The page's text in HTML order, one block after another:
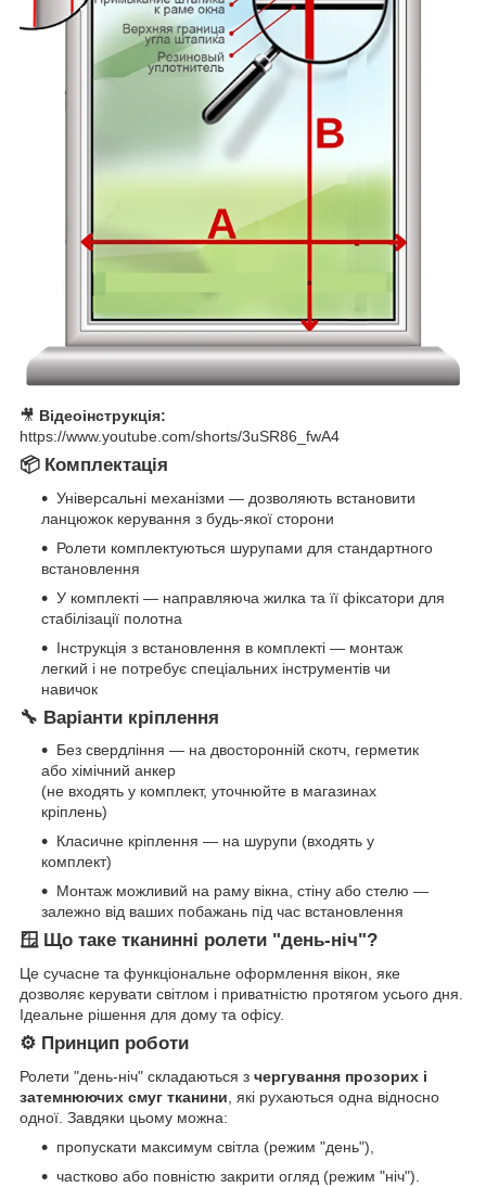
🎥 Відеоінструкція:
https://www.youtube.com/shorts/3uSR86_fwA4
📦 Комплектація
Універсальні механізми — дозволяють встановити
ланцюжок керування з будь-якої сторони
Ролети комплектуються шурупами для стандартного
встановлення
У комплекті — направляюча жилка та її фіксатори для
стабілізації полотна
Інструкція з встановлення в комплекті — монтаж
легкий і не потребує спеціальних інструментів чи
навичок
🔧 Варіанти кріплення
Без свердління — на двосторонній скотч, герметик
або хімічний анкер
(не входять у комплект, уточнюйте в магазинах
кріплень)
Класичне кріплення — на шурупи (входять у
комплект)
Монтаж можливий на раму вікна, стіну або стелю —
залежно від ваших побажань під час встановлення
🪟 Що таке тканинні ролети "день-ніч"?
Це сучасне та функціональне оформлення вікон, яке
дозволяє керувати світлом і приватністю протягом усього дня.
Ідеальне рішення для дому та офісу.
⚙️ Принцип роботи
Ролети "день-ніч" складаються з чергування прозорих і
затемнюючих смуг тканини , які рухаються одна відносно
одної. Завдяки цьому можна:
пропускати максимум світла (режим "день"),
частково або повністю закрити огляд (режим "ніч").